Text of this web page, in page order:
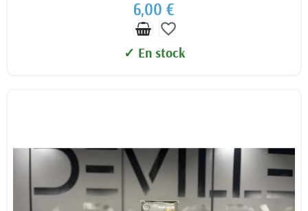
6,00 €
favorite_border
✓ En stock